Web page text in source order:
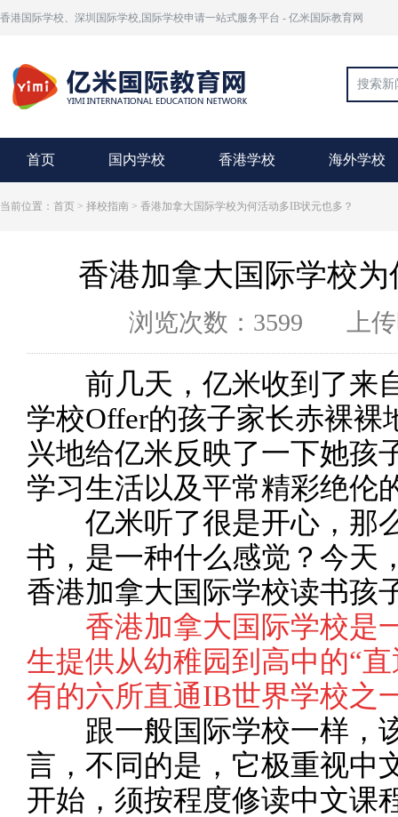
香港国际学校、深圳国际学校,国际学校申请一站式服务平台 - 亿米国际教育网
首页 国内学校 香港学校 海外学校
当前位置：首页 > 择校指南 > 香港加拿大国际学校为何活动多IB状元也多？
香港加拿大国际学校
浏览次数：3599 上
前几天，亿米收到了来
学校Offer的孩子家长赤裸
兴地给亿米反映了一下她孩
学习生活以及平常精彩绝伦
亿米听了很是开心，那
书，是一种什么感觉？今天
香港加拿大国际学校读书孩
香港加拿大国际学校是
生提供从幼稚园到高中的“
有的六所直通IB世界学校之
跟一般国际学校一样，
言，不同的是，它极重视中
开始，须按程度修读中文课